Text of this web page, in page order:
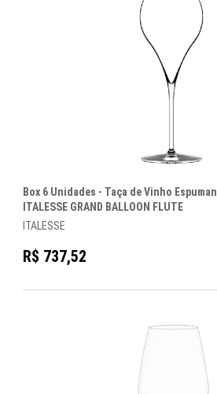
Box 6 Unidades - Taça de Vinho
ITALESSE GRAND BALLOON FLUTE
ITALESSE
R$ 737,52